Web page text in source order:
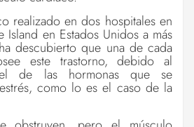
realizado en dos hospitales en
Island en Estados Unidos a más
descubierto que una de cada
este trastorno, debido al
de las hormonas que se
como lo es el caso de la